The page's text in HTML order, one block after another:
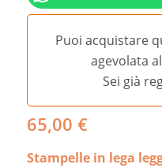
Puoi acquistare
agevolata
Sei già
65,00 €
Stampelle in lega